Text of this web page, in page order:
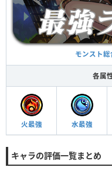
モンスト
各属
火最強 水最強
キャラの評価一覧まとめ